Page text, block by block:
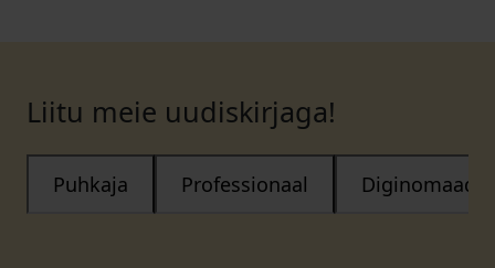
Liitu meie uudiskirjaga!
Puhkaja Professionaal Diginomaad